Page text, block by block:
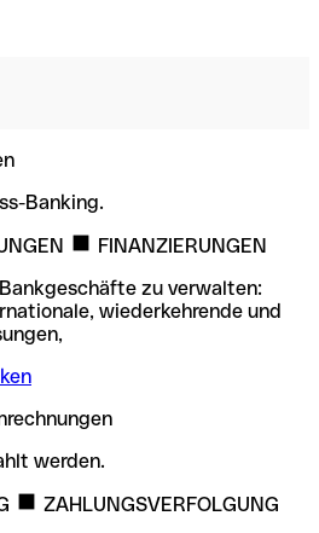
Banking.
FINANZIERUNGEN
zu verwalten:
wiederkehrende und
werden.
ZAHLUNGSVERFOLGUNG